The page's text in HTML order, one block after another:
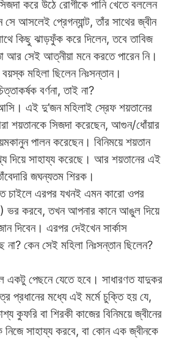
করে উঠে রোগীকে পানি খেতে বললেন
সে আসলেই প্রেগন্যান্ট, তাঁর সাথের জ্বীন
কিছু ঝাড়ফুঁক করে দিলেন, তবে তাবিজ
আর সেই আত্নীয়া মনে করতে পারেন নি।
মহিলা ছিলেন নিঃসন্তান।
বর্ণনা, তাই না?
এই দু’জন মহিলাই স্রেফ শয়তানের
শয়তানকে সিজদা করেছেন, আগুন/ধোঁয়ার
পালন করেছেন। বিনিময়ে শয়তান
দিয়ে সাহায্য করেছে। আর শয়তানের এই
জঘন্যতম শিরক।
চাইলে এরপর যখনই এমন কারো ওপর
ভর করবে, তখন আপনার কানে আঙুল দিয়ে
দিবেন। এরপর দেইখেন সার্কাস
কেন সেই মহিলা নিঃসন্তান ছিলেন?
একটু পেছনে যেতে হবে। সাধারণত যাদুকর
প্রধানের মধ্যে এই মর্মে চুক্তি হয় যে,
কুফরি বা শিরকী কাজের বিনিময়ে জ্বীনের
নিজে সাহায্য করবে, বা কোন এক জ্বীনকে